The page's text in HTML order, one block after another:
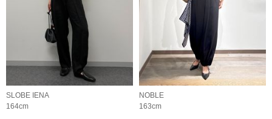
SLOBE IENA
164cm
NOBLE
163cm